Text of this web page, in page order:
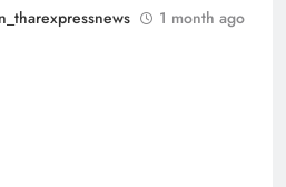
1 month ago